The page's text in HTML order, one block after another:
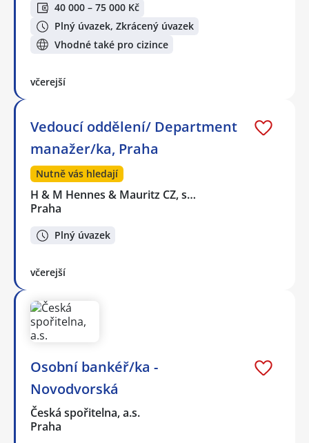
40 000 – 75 000 Kč
Plný úvazek, Zkrácený úvazek
Vhodné také pro cizince
včerejší
Vedoucí oddělení/ Department
manažer/ka, Praha
Nutně vás hledají
H & M Hennes & Mauritz CZ, s…
Praha
Plný úvazek
včerejší
Osobní bankéř/ka -
Novodvorská
Česká spořitelna, a.s.
Praha